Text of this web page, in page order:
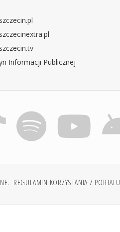
Informacji Publicznej
REGULAMIN KORZYSTANIA Z PORTALU